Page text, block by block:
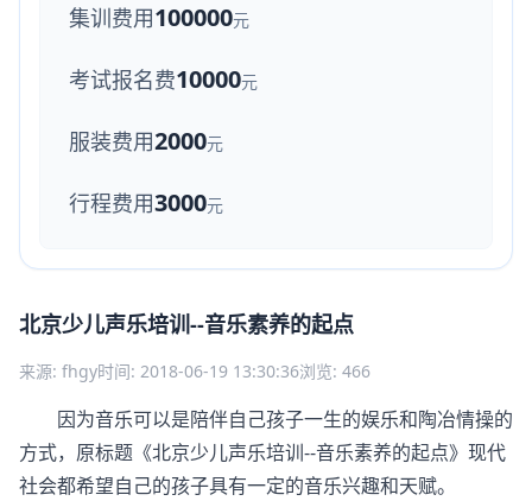
集训费用100000元
考试报名费10000元
服装费用2000元
行程费用3000元
北京少儿声乐培训--音乐素养的起点
来源: fhgy时间: 2018-06-19 13:30:36浏览: 466
因为音乐可以是陪伴自己孩子一生的娱乐和陶冶情操的
方式，原标题《北京少儿声乐培训--音乐素养的起点》现代
社会都希望自己的孩子具有一定的音乐兴趣和天赋。